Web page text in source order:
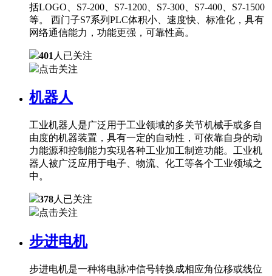
括LOGO、S7-200、S7-1200、S7-300、S7-400、S7-1500
等。 西门子S7系列PLC体积小、速度快、标准化，具有
网络通信能力，功能更强，可靠性高。
401 人已关注
点击关注
机器人
工业机器人是广泛用于工业领域的多关节机械手或多自
由度的机器装置，具有一定的自动性，可依靠自身的动
力能源和控制能力实现各种工业加工制造功能。工业机
器人被广泛应用于电子、物流、化工等各个工业领域之
中。
378人已关注
点击关注
步进电机
步进电机是一种将电脉冲信号转换成相应角位移或线位